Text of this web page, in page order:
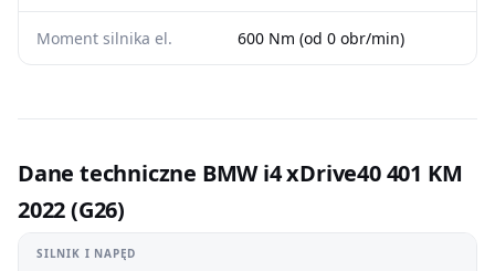
Moment silnika el. 600 Nm (od 0 obr/min)
Dane techniczne BMW i4 xDrive40 401 KM
2022 (G26)
SILNIK I NAPĘD